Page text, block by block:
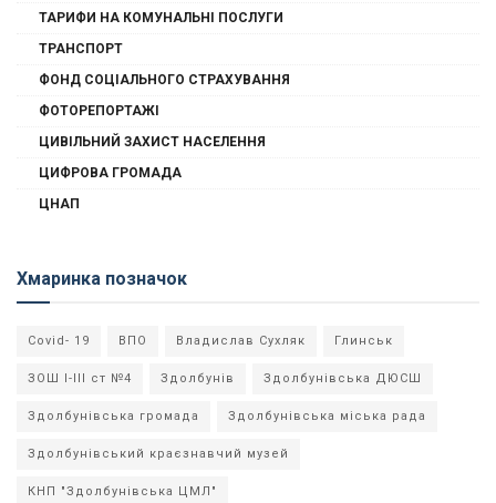
ТАРИФИ НА КОМУНАЛЬНІ ПОСЛУГИ
ТРАНСПОРТ
ФОНД СОЦІАЛЬНОГО СТРАХУВАННЯ
ФОТОРЕПОРТАЖІ
ЦИВІЛЬНИЙ ЗАХИСТ НАСЕЛЕННЯ
ЦИФРОВА ГРОМАДА
ЦНАП
Хмаринка позначок
Covid- 19 ВПО Владислав Сухляк Глинськ
ЗОШ І-ІІІ ст №4 Здолбунів Здолбунівська ДЮСШ
Здолбунівська громада Здолбунівська міська рада
Здолбунівський краєзнавчий музей
КНП "Здолбунівська ЦМЛ"